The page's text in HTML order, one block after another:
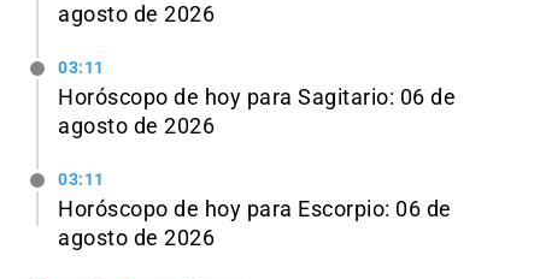
agosto de 2026
03:11
Horóscopo de hoy para Sagitario: 06 de
agosto de 2026
03:11
Horóscopo de hoy para Escorpio: 06 de
agosto de 2026